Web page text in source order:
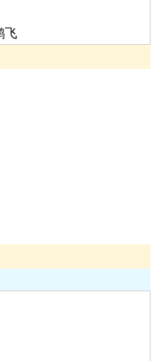
飞